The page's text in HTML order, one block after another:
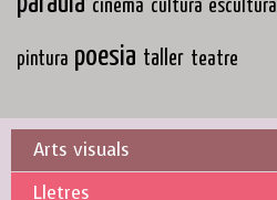
cinema cultura escultura
pintura poesia taller teatre
Arts visuals
Lletres